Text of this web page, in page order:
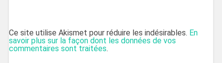
Ce site utilise Akismet pour réduire les indésirables. En
savoir plus sur la façon dont les données de vos
commentaires sont traitées.